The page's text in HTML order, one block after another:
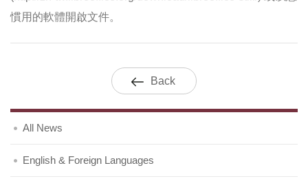
慣用的軟體開啟文件。
Back
All News
English & Foreign Languages